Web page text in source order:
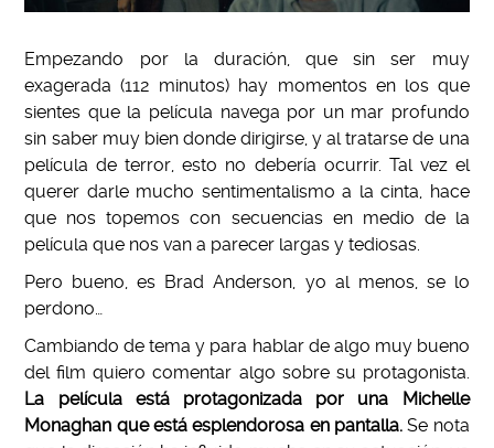
Empezando por la duración, que sin ser muy
exagerada (112 minutos) hay momentos en los que
sientes que la película navega por un mar profundo
sin saber muy bien donde dirigirse, y al tratarse de una
película de terror, esto no debería ocurrir. Tal vez el
querer darle mucho sentimentalismo a la cinta, hace
que nos topemos con secuencias en medio de la
película que nos van a parecer largas y tediosas.
Pero bueno, es Brad Anderson, yo al menos, se lo
perdono…
Cambiando de tema y para hablar de algo muy bueno
del film quiero comentar algo sobre su protagonista.
La película está protagonizada por una Michelle
Monaghan que está esplendorosa en pantalla.Se nota